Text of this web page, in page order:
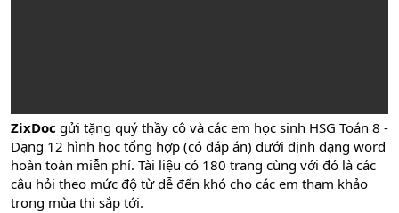
ZixDoc gửi tặng quý thầy cô và các em học sinh HSG Toán 8 -
Dạng 12 hình học tổng hợp (có đáp án) dưới định dạng word
hoàn toàn miễn phí. Tài liệu có 180 trang cùng với đó là các
câu hỏi theo mức độ từ dễ đến khó cho các em tham khảo
trong mùa thi sắp tới.